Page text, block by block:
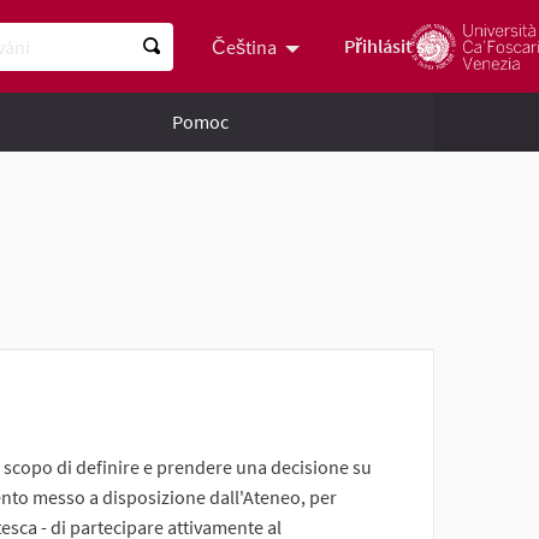
Čeština Scegli la lingua Choose language
Přihlásit se
Pomoc
di definire e prendere una decisione su
messo a disposizione dall'Ateneo, per
- di partecipare attivamente al